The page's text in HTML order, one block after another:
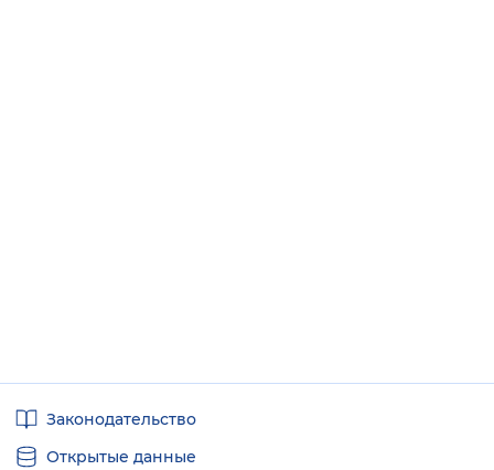
ссылкиЗаконодательство
Открытые данные